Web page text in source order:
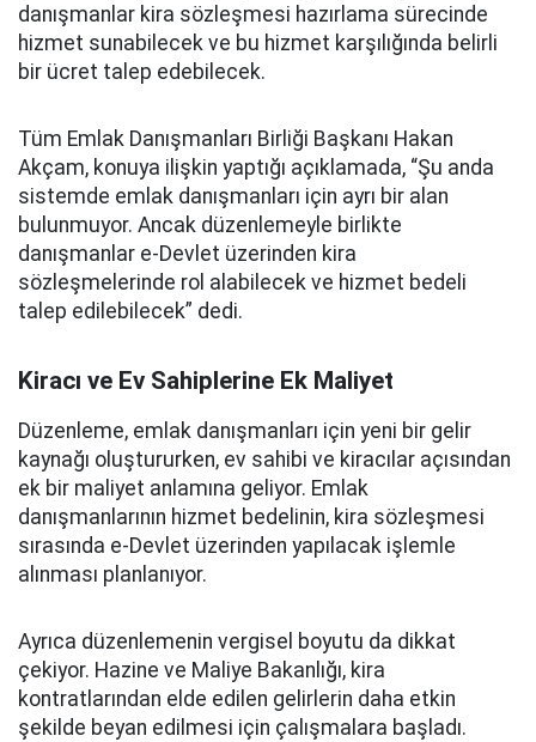
danışmanlar kira sözleşmesi hazırlama sürecinde
hizmet sunabilecek ve bu hizmet karşılığında belirli
bir ücret talep edebilecek.
Tüm Emlak Danışmanları Birliği Başkanı Hakan
Akçam, konuya ilişkin yaptığı açıklamada, “Şu anda
sistemde emlak danışmanları için ayrı bir alan
bulunmuyor. Ancak düzenlemeyle birlikte
danışmanlar e-Devlet üzerinden kira
sözleşmelerinde rol alabilecek ve hizmet bedeli
talep edilebilecek” dedi.
Kiracı ve Ev Sahiplerine Ek Maliyet
Düzenleme, emlak danışmanları için yeni bir gelir
kaynağı oluştururken, ev sahibi ve kiracılar açısından
ek bir maliyet anlamına geliyor. Emlak
danışmanlarının hizmet bedelinin, kira sözleşmesi
sırasında e-Devlet üzerinden yapılacak işlemle
alınması planlanıyor.
Ayrıca düzenlemenin vergisel boyutu da dikkat
çekiyor. Hazine ve Maliye Bakanlığı, kira
kontratlarından elde edilen gelirlerin daha etkin
şekilde beyan edilmesi için çalışmalara başladı.